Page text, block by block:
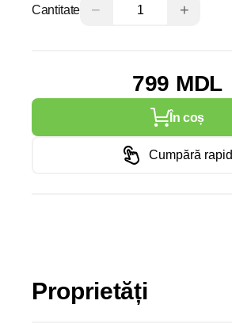
Cantitate − +
799 MDL
În coș
Cumpără rapid
Proprietăți